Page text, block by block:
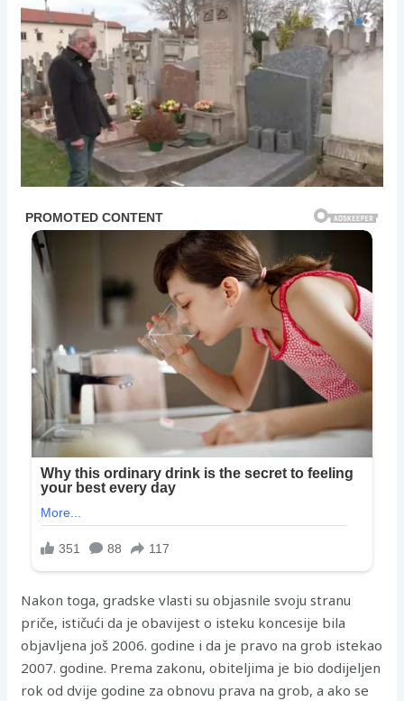
Nakon toga, gradske vlasti su objasnile svoju stranu
priče, ističući da je obavijest o isteku koncesije bila
objavljena još 2006. godine i da je pravo na grob istekao
2007. godine. Prema zakonu, obiteljima je bio dodijeljen
rok od dvije godine za obnovu prava na grob, a ako se